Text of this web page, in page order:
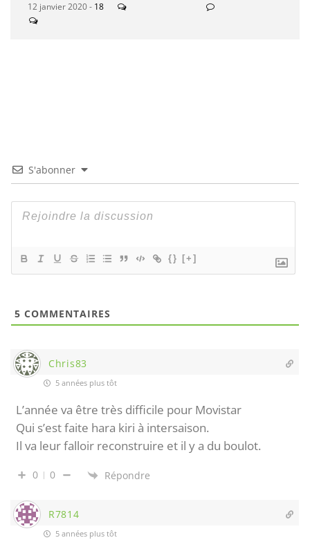
12 janvier 2020 - 18
S'abonner
{} [+]
5 COMMENTAIRES
Chris83
5 années plus tôt
L’année va être très difficile pour Movistar
Qui s’est faite hara kiri à intersaison.
Il va leur falloir reconstruire et il y a du boulot.
0 0 Répondre
R7814
5 années plus tôt